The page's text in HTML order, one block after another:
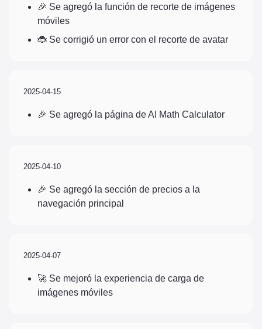
🎉 Se agregó la función de recorte de imágenes
móviles
🐞 Se corrigió un error con el recorte de avatar
2025-04-15
🎉 Se agregó la página de AI Math Calculator
2025-04-10
🎉 Se agregó la sección de precios a la
navegación principal
2025-04-07
🚀 Se mejoró la experiencia de carga de
imágenes móviles